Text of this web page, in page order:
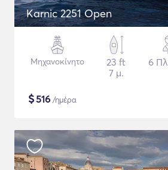
Karnic 2251 Open
Μηχανοκίνητο
23 ft
7 μ.
6
$516 /ημέρα